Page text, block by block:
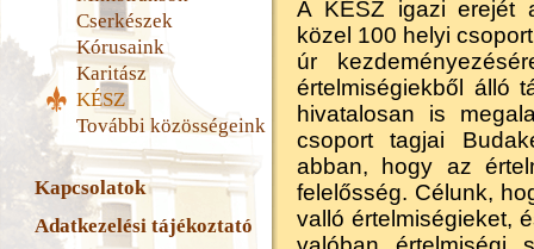
Cserkészek
Kórusaink
Karitász
KÉSZ
További közösségeink
Kapcsolatok
Adatkezelési tájékoztató
A KÉSZ igazi erejét
közel 100 helyi
úr
értelmiségiekből álló
hivatalosan is
csoport tagjai
abban, hogy az
felelősség. Célunk,
valló értelmiségieket,